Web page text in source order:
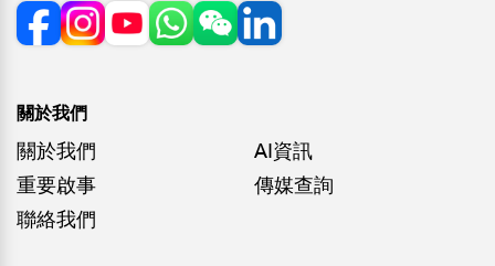
關於我們
關於我們
AI資訊
重要啟事
傳媒查詢
聯絡我們